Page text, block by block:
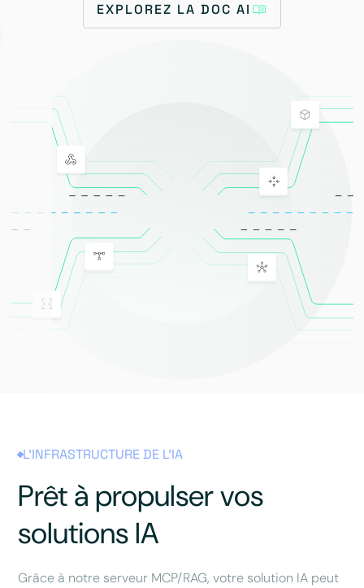
EXPLOREZ LA DOC AI
L'INFRASTRUCTURE DE L'IA
Prêt à propulser vos
solutions IA
Grâce à notre serveur MCP/RAG, votre solution IA peut